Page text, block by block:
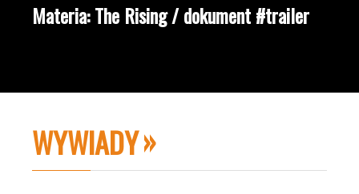
Materia: The Rising / dokument #trailer
WYWIADY